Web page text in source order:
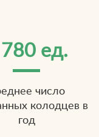
ед.
число
колодцев в
год